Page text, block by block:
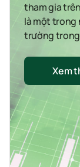
tham gia
là một trong
trường
Xem